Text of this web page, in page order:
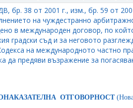
бр. 38 от 2001 г., изм., бр. 59 от
на чуждестранно
в международен договор, по
градски съд и за неговото
на международното частно
да предяви възражение за
ОТГОВОРНОСТ